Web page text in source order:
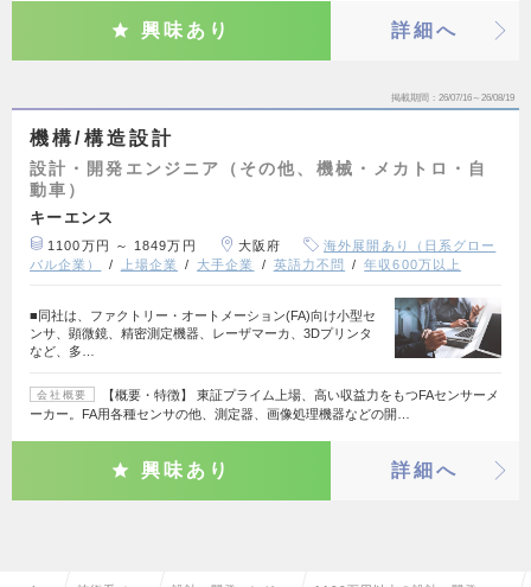
興味あり 詳細へ
掲載期間 26/07/16～26/08/19
機構/構造設計
設計・開発エンジニア（その他、機械・メカトロ・自
動車）
キーエンス
1100万円 ～ 1849万円 大阪府
海外展開あり（日系グロー
バル企業）
上場企業 大手企業 英語力不問 年収600万以上
■同社は、ファクトリー・オートメーション(FA)向け小型セ
ンサ、顕微鏡、精密測定機器、レーザマーカ、3Dプリンタ
など、多…
会社概要
【概要・特徴】 東証プライム上場、高い収益力をもつFAセンサーメ
ーカー。FA用各種センサの他、測定器、画像処理機器などの開…
興味あり 詳細へ